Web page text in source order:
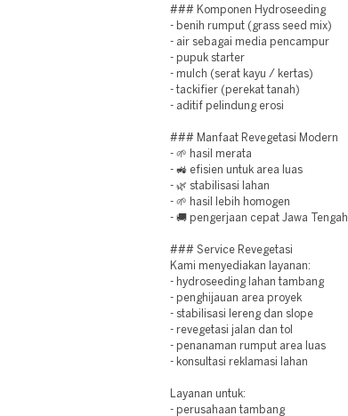
### Komponen Hydroseeding
- benih rumput (grass seed mix)
- air sebagai media pencampur
- pupuk starter
- mulch (serat kayu / kertas)
- tackifier (perekat tanah)
- aditif pelindung erosi
### Manfaat Revegetasi Modern
- 🌱 hasil merata
- 🚜 efisien untuk area luas
- 🌿 stabilisasi lahan
- 🌱 hasil lebih homogen
- 🚚 pengerjaan cepat Jawa Tengah
### Service Revegetasi
Kami menyediakan layanan:
- hydroseeding lahan tambang
- penghijauan area proyek
- stabilisasi lereng dan slope
- revegetasi jalan dan tol
- penanaman rumput area luas
- konsultasi reklamasi lahan
Layanan untuk:
- perusahaan tambang